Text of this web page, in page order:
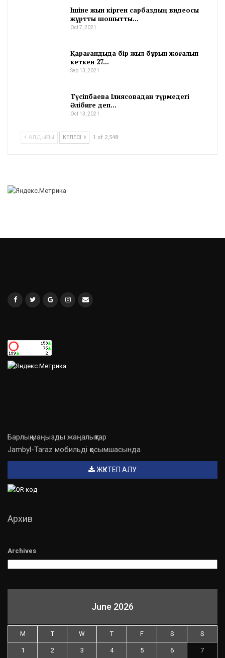
Ішіне жын кірген сарбаздың видеосы
жұртты шошытты…
Oct 7, 2021
Қарағандыда бір жыл бұрын жоғалып
кеткен 27…
Sep 13, 2021
Түсіпбаева Ілиясовадан түрмедегі
Әлібиге деп…
Oct 13, 2021
АЛДЫҢҒЫ КЕЛЕСІ 1 of 2,548
Барлық маңызды жаңалықтар
Jambyl-Taraz мобильді қосымшасында
ЖҮКТЕП АЛУ
Архив
Archives
June 2026
M T W T F S S
1 2 3 4 5 6 7